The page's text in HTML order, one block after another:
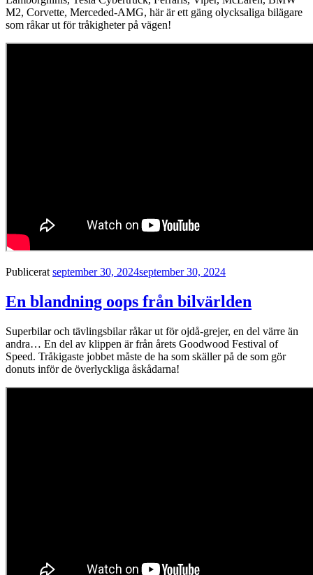
M2, Corvette, Merceded-AMG, här är ett gäng olycksaliga bilägare
som råkar ut för tråkigheter på vägen!
Publicerat september 30, 2024september 30, 2024
En blandning oops från bilvärlden
Superbilar och tävlingsbilar råkar ut för ojdå-grejer, en del värre än
andra… En del av klippen är från årets Goodwood Festival of
Speed. Tråkigaste jobbet måste de ha som skäller på de som gör
donuts inför de överlyckliga åskådarna!